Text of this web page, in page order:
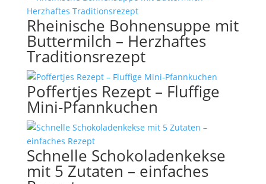
Rheinische Bohnensuppe mit
Buttermilch – Herzhaftes
Traditionsrezept
Poffertjes Rezept – Fluffige
Mini-Pfannkuchen
Schnelle Schokoladenkekse
mit 5 Zutaten – einfaches